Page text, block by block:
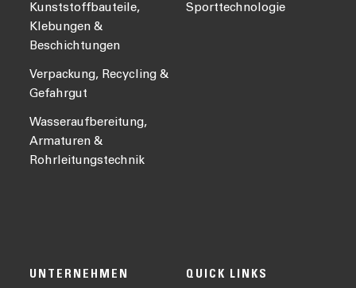
Kunststoffbauteile,
Klebungen &
Beschichtungen
Verpackung, Recycling &
Gefahrgut
Wasseraufbereitung,
Armaturen &
Rohrleitungstechnik
Sporttechnologie
UNTERNEHMEN QUICK LINKS